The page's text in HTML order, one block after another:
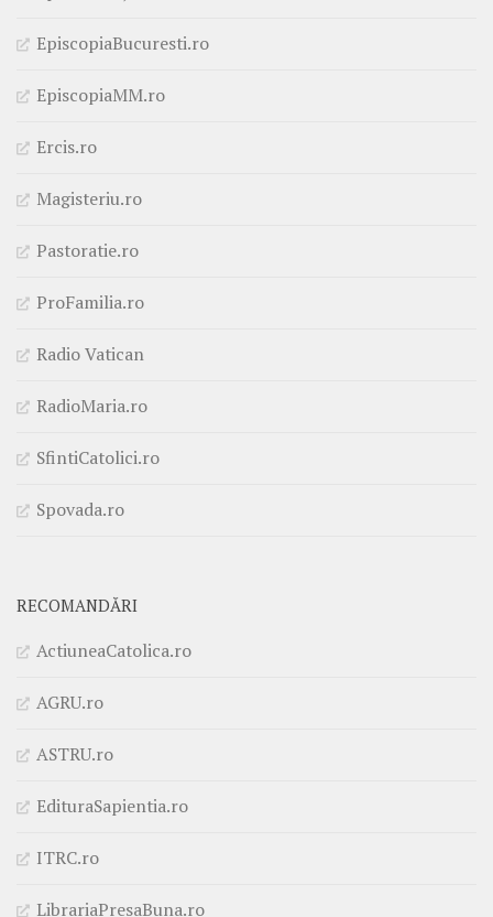
EpiscopiaBucuresti.ro
EpiscopiaMM.ro
Ercis.ro
Magisteriu.ro
Pastoratie.ro
ProFamilia.ro
Radio Vatican
RadioMaria.ro
SfintiCatolici.ro
Spovada.ro
RECOMANDĂRI
ActiuneaCatolica.ro
AGRU.ro
ASTRU.ro
EdituraSapientia.ro
ITRC.ro
LibrariaPresaBuna.ro